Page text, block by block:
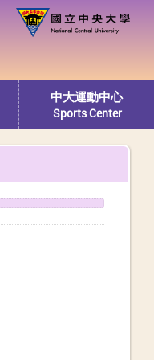
中大運動中心
Sports Center